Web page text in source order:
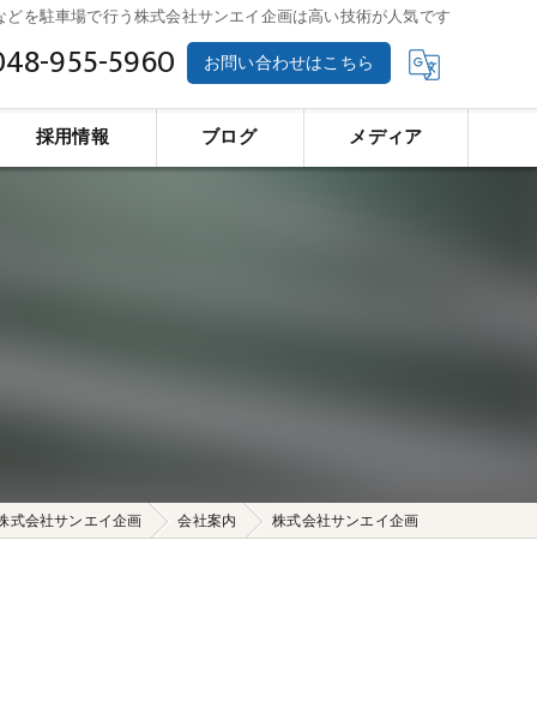
どを駐車場で行う株式会社サンエイ企画は高い技術が人気です
955-5960 お問い合わせはこちら
採用情報 ブログ メディア
式会社サンエイ企画 会社案内 株式会社サンエイ企画